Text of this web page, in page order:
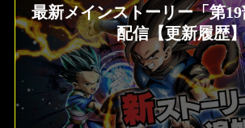
ソウル一覧効果、ステータス比較 ドラゴ
ンボールZ クロスキー
最新メインストーリー「第19部4章(8/5)」
配信【更新履歴】